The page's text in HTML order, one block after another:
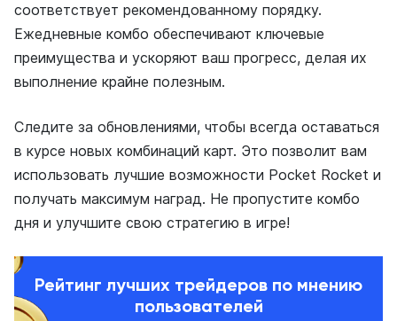
соответствует рекомендованному порядку.
Ежедневные комбо обеспечивают ключевые
преимущества и ускоряют ваш прогресс, делая их
выполнение крайне полезным.
Следите за обновлениями, чтобы всегда оставаться
в курсе новых комбинаций карт. Это позволит вам
использовать лучшие возможности Pocket Rocket и
получать максимум наград. Не пропустите комбо
дня и улучшите свою стратегию в игре!
Рейтинг лучших трейдеров по мнению
пользователей